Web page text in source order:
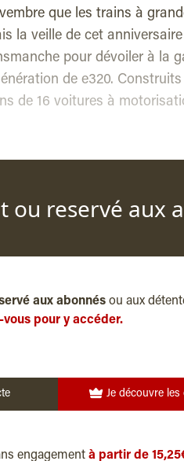
que les trains à
la veille de cet
pour dévoiler à la
de e320.
de 16 voitures à
ou reservé aux
aux abonnés ou aux
pour y accéder.
engagement à partir de